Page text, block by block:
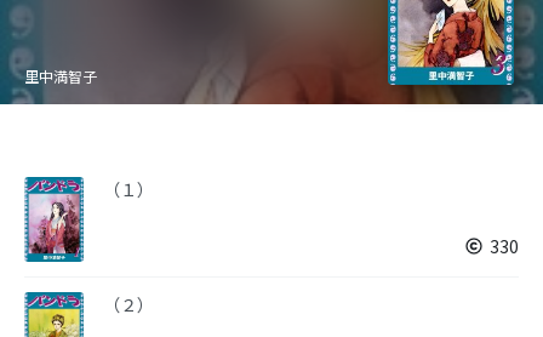
里中満智子
（１）
330
（２）